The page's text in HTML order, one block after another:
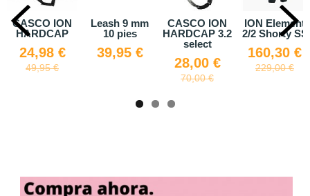
Leash 9 mm
10 pies
39,95 €
CASCO ION
HARDCAP 3.2
28,00 €
ION Element
2/2 Shorty SS
160,30 €
229,00 €
Mochila
Fanatic
37,50 €
75,00 €